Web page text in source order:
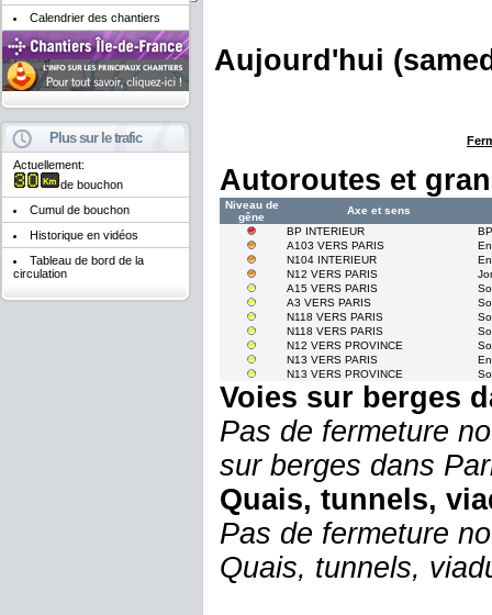
Calendrier des chantiers
Plus sur le trafic
Actuellement:
de bouchon
Cumul de bouchon
Historique en vidéos
Tableau de bord de la
circulation
Aujourd'hui
Autoroutes et
Niveau de
gêne
Axe et sens
BP INTERIEUR
A103 VERS PARIS
N104 INTERIEUR
N12 VERS PARIS
A15 VERS PARIS
A3 VERS PARIS
N118 VERS PARIS
N118 VERS PARIS
N12 VERS PROVINCE
N13 VERS PARIS
N13 VERS PROVINCE
Voies sur berges
Pas de fermeture
sur berges dans
Quais, tunnels,
Pas de fermeture
Quais, tunnels,